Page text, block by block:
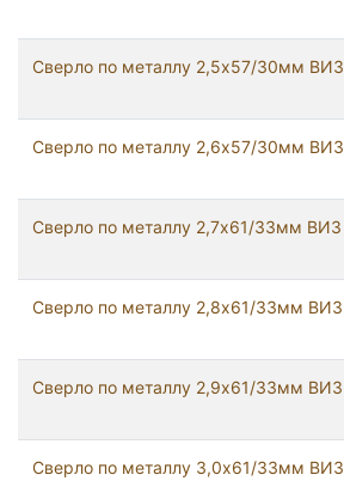
Сверло по металлу 2,5х57/30мм ВИЗ
Сверло по металлу 2,6х57/30мм ВИЗ
Сверло по металлу 2,7х61/33мм ВИЗ
Сверло по металлу 2,8х61/33мм ВИЗ
Сверло по металлу 2,9х61/33мм ВИЗ
Сверло по металлу 3,0х61/33мм ВИЗ